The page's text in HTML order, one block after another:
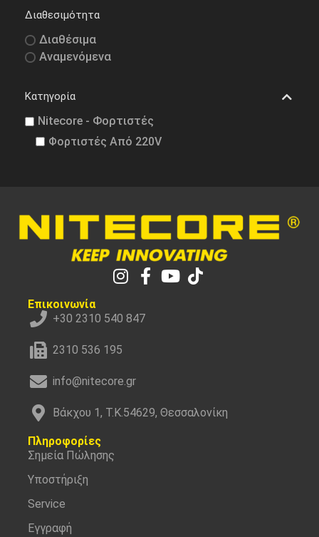
Διαθεσιμότητα
Διαθέσιμα
Αναμενόμενα
Κατηγορία
Nitecore - Φορτιστές
Φορτιστές Από 220V
Επικοινωνία
+30 2310 540 847
2310 536 195
info@nitecore.gr
Βάκχου 1, Τ.Κ.54629, Θεσσαλονίκη
Πληροφορίες
Σημεία Πώλησης
Υποστήριξη
Service
Εγγραφή